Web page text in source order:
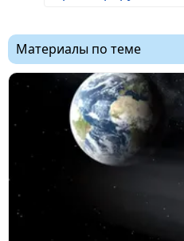
Материалы по теме